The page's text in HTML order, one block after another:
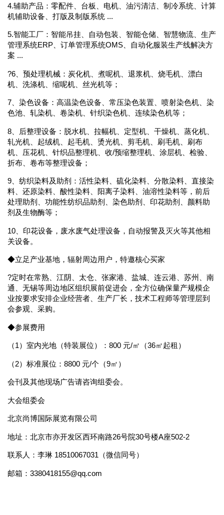
4.辅助产品：零配件、台板、电机、油污清洁、制冷系统、计算
机辅助设备、打版及制版系统 ...
5.智能工厂：智能吊挂、自动包装、智能仓储、智慧物流、生产
管理系统ERP、订单管理系统OMS、自动化服装生产线解决方
案 ...
?6、预处理机械：炭化机、煮呢机、退浆机、烧毛机、漂白
机、洗涤机、缩呢机、丝光机等；
7、染色设备：高温染色设备、常压染色装置、喷射染色机、染
色池、轧染机、卷染机、针织染色机、连续染色机等；
8、后整理设备：脱水机、拉幅机、定型机、干燥机、蒸化机、
轧光机、起绒机、起毛机、烫光机、剪毛机、刷毛机、刷布
机、压花机、针织品整理机、收/预缩整理机、涂层机、检验、
折布、卷布等整理设备；
9、纺织染料及助剂：活性染料、硫化染料、分散染料、直接染
料、还原染料、酸性染料、阳离子染料、油溶性染料等，前后
处理助剂、功能性纺织品助剂、染色助剂、印花助剂、颜料助
剂及生物酶等；
10、印花设备，废水废气处理设备，自动报警及灭火等其他相
关设备。
◆立足产业基地，辐射周边用户，特邀核心买家
?定时在常熟、江阴、太仓、张家港、盐城、连云港、苏州、南
通、无锡等周边地区组织展前促进会，全方位确保量产规模企
业按要求安排企业经营者、生产厂长，技术工程师等管理层到
会参观、采购。
◆参展费用
（1）室内光地（特装展位）：800 元/㎡（36㎡起租）
（2）标准展位：8800 元/个（9㎡）
会刊及其他现场广告请咨询组委会。
大会组委会
北京尚博国际展览有限公司
地址：北京市亦开发区西环南路26号院30号楼A座502-2
联系人：李琳 18510067031（微信同号）
邮箱：3380418155@qq.com